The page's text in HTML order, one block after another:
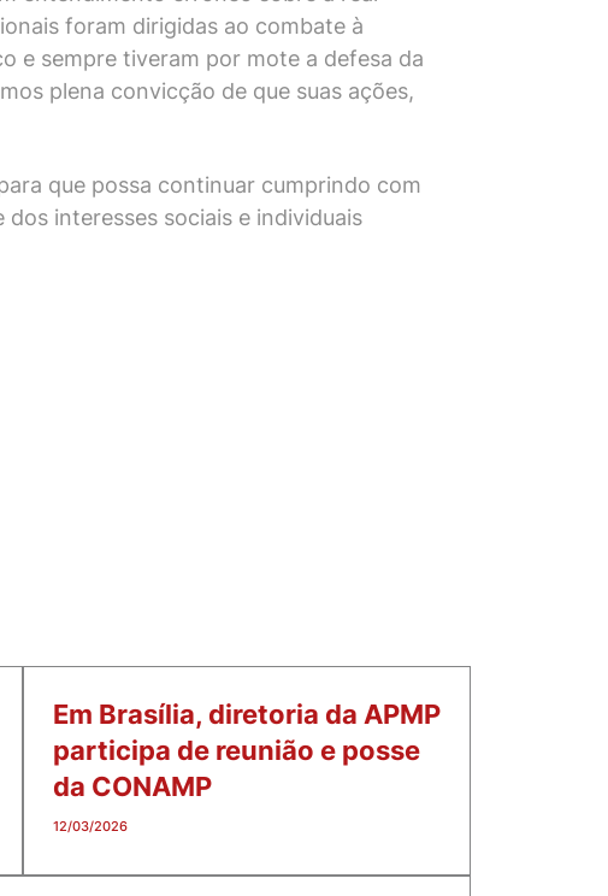
foram dirigidas ao combate à
e sempre tiveram por mote a defesa da
plena convicção de que suas ações,
que possa continuar cumprindo com
interesses sociais e individuais
Em Brasília, diretoria da APMP
participa de reunião e posse
da CONAMP
12/03/2026